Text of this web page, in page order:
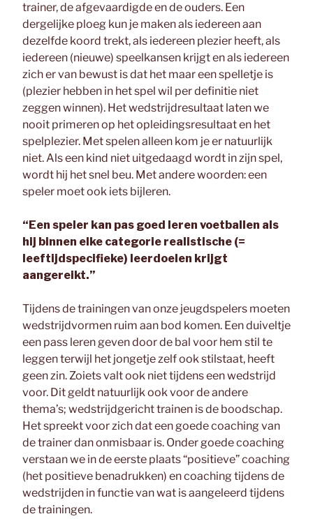
trainer, de afgevaardigde en de ouders. Een
dergelijke ploeg kun je maken als iedereen aan
dezelfde koord trekt, als iedereen plezier heeft, als
iedereen (nieuwe) speelkansen krijgt en als iedereen
zich er van bewust is dat het maar een spelletje is
(plezier hebben in het spel wil per definitie niet
zeggen winnen). Het wedstrijdresultaat laten we
nooit primeren op het opleidingsresultaat en het
spelplezier. Met spelen alleen kom je er natuurlijk
niet. Als een kind niet uitgedaagd wordt in zijn spel,
wordt hij het snel beu. Met andere woorden: een
speler moet ook iets bijleren.
“Een speler kan pas goed leren voetballen als
hij binnen elke categorie realistische (=
leeftijdspecifieke) leerdoelen krijgt
aangereikt.”
Tijdens de trainingen van onze jeugdspelers moeten
wedstrijdvormen ruim aan bod komen. Een duiveltje
een pass leren geven door de bal voor hem stil te
leggen terwijl het jongetje zelf ook stilstaat, heeft
geen zin. Zoiets valt ook niet tijdens een wedstrijd
voor. Dit geldt natuurlijk ook voor de andere
thema’s; wedstrijdgericht trainen is de boodschap.
Het spreekt voor zich dat een goede coaching van
de trainer dan onmisbaar is. Onder goede coaching
verstaan we in de eerste plaats “positieve” coaching
(het positieve benadrukken) en coaching tijdens de
wedstrijden in functie van wat is aangeleerd tijdens
de trainingen.